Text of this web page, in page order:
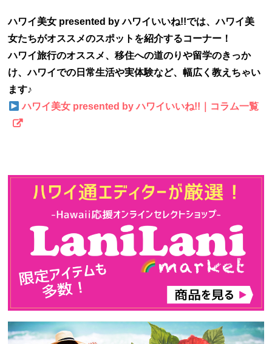
ハワイ美女 presented by ハワイいいね!!では、ハワイ美
女たちがオススメのスポットを紹介するコーナー！
ハワイ旅行のオススメ、移住への道のりや留学のきっか
け、ハワイでの日常生活や実体験など、幅広く教えちゃい
ます♪
ハワイ美女 presented by ハワイいいね!!｜コラム一覧